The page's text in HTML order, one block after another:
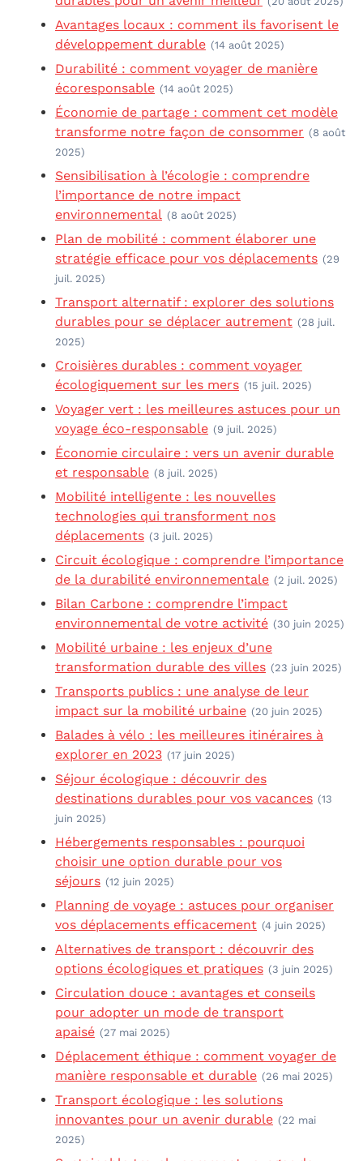
Avantages locaux : comment ils favorisent le
développement durable (14 août 2025)
Durabilité : comment voyager de manière
écoresponsable (14 août 2025)
Économie de partage : comment cet modèle
transforme notre façon de consommer (8 août
2025)
Sensibilisation à l’écologie : comprendre
l’importance de notre impact
environnemental (8 août 2025)
Plan de mobilité : comment élaborer une
stratégie efficace pour vos déplacements (29
juil. 2025)
Transport alternatif : explorer des solutions
durables pour se déplacer autrement (28 juil.
2025)
Croisières durables : comment voyager
écologiquement sur les mers (15 juil. 2025)
Voyager vert : les meilleures astuces pour un
voyage éco-responsable (9 juil. 2025)
Économie circulaire : vers un avenir durable
et responsable (8 juil. 2025)
Mobilité intelligente : les nouvelles
technologies qui transforment nos
déplacements (3 juil. 2025)
Circuit écologique : comprendre l’importance
de la durabilité environnementale (2 juil. 2025)
Bilan Carbone : comprendre l’impact
environnemental de votre activité (30 juin 2025)
Mobilité urbaine : les enjeux d’une
transformation durable des villes (23 juin 2025)
Transports publics : une analyse de leur
impact sur la mobilité urbaine (20 juin 2025)
Balades à vélo : les meilleures itinéraires à
explorer en 2023 (17 juin 2025)
Séjour écologique : découvrir des
destinations durables pour vos vacances (13
juin 2025)
Hébergements responsables : pourquoi
choisir une option durable pour vos
séjours (12 juin 2025)
Planning de voyage : astuces pour organiser
vos déplacements efficacement (4 juin 2025)
Alternatives de transport : découvrir des
options écologiques et pratiques (3 juin 2025)
Circulation douce : avantages et conseils
pour adopter un mode de transport
apaisé (27 mai 2025)
Déplacement éthique : comment voyager de
manière responsable et durable (26 mai 2025)
Transport écologique : les solutions
innovantes pour un avenir durable (22 mai
2025)